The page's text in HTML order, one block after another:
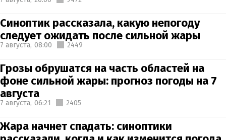
Синоптик рассказала, какую непогоду
следует ожидать после сильной жары
7 августа, 08:00 2449
Грозы обрушатся на часть областей на
фоне сильной жары: прогноз погоды на 7
августа
7 августа, 06:21 2405
Жара начнет спадать: синоптики